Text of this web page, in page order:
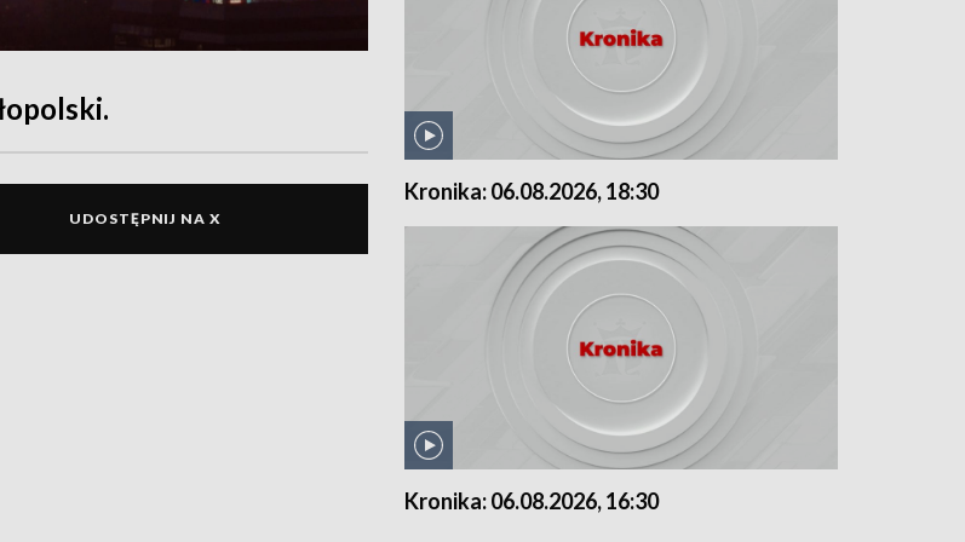
UDOSTĘPNIJ NA X
Kronika: 06.08.2026, 18:30
Kronika: 06.08.2026, 16:30